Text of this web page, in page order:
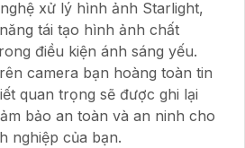
xử lý hình ảnh Starlight,
tái tạo hình ảnh chất
điều kiện ánh sáng yếu.
camera bạn hoàng toàn tin
quan trọng sẽ được ghi lại
bảo an toàn và an ninh cho
nghiệp của bạn.